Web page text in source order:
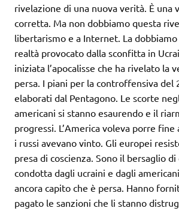
rivelazione di una nuova verità. È una
corretta. Ma non dobbiamo questa
libertarismo e a Internet. La
realtà provocato dalla sconfitta in
iniziata l’apocalisse che ha rivelato la
persa. I piani per la controffensiva del
elaborati dal Pentagono. Le scorte
americani si stanno esaurendo e il
progressi. L’America voleva porre fine
i russi avevano vinto. Gli europei
presa di coscienza. Sono il bersaglio
condotta dagli ucraini e dagli
ancora capito che è persa. Hanno
pagato le sanzioni che li stanno